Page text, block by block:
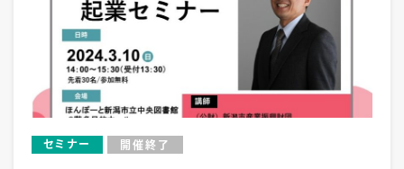
セミナー 開催終了